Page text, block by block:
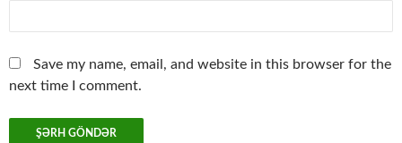
Save my name, email, and website in this browser for the
next time I comment.